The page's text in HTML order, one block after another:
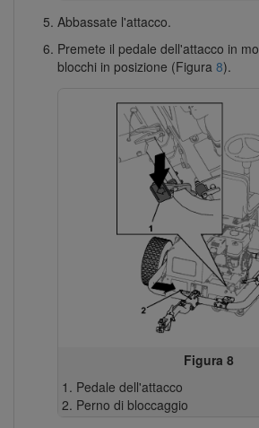
Abbassate l'attacco.
Premete il pedale dell'attacco in
blocchi in posizione (Figura 8).
Figura 8
Pedale dell'attacco
Perno di bloccaggio